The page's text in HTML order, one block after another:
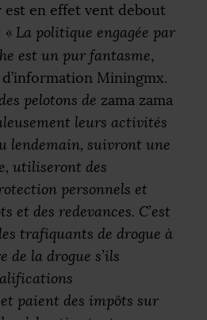
est en effet vent debout
« La politique engagée par
est un pur fantasme,
Miningmx.
pelotons de zama zama
leurs activités
lendemain, suivront une
utiliseront des
personnels et
et des redevances. C’est
trafiquants de drogue à
de la drogue s’ils
paient des impôts sur